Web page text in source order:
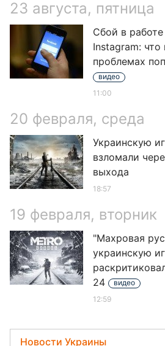
23 августа, пятница
Сбой в
Instagram: что
проблемах
видео
11:00
20 февраля, среда
Украинскую
взломали
выхода
18:57
19 февраля, вторник
"Махровая
украинскую
24
видео
12:59
Новости Украины